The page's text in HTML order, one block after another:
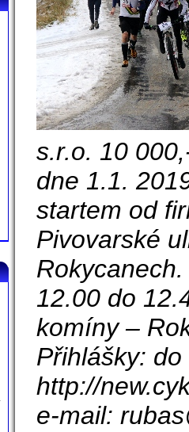
s.r.o. 10
dne 1.1.
startem od
Pivovarské
12.00 do
komíny –
Přihlášky:
http://
e-mail: